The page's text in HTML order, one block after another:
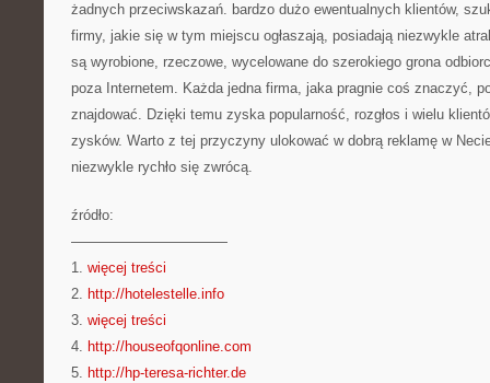
żadnych przeciwskazań. bardzo dużo ewentualnych klientów,
firmy, jakie się w tym miejscu ogłaszają, posiadają niezwykle
są wyrobione, rzeczowe, wycelowane do szerokiego grona
poza Internetem. Każda jedna firma, jaka pragnie coś znaczyć,
znajdować. Dzięki temu zyska popularność, rozgłos i wielu
zysków. Warto z tej przyczyny ulokować w dobrą reklamę w
niezwykle rychło się zwrócą.
źródło:
———————————
1. więcej treści
2. http://hotelestelle.info
3. więcej treści
4. http://houseofqonline.com
5. http://hp-teresa-richter.de